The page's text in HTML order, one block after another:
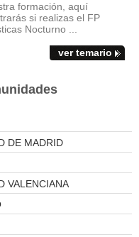
formación, aquí
si realizas el FP
Nocturno ...
ver temario
DE MADRID
VALENCIANA